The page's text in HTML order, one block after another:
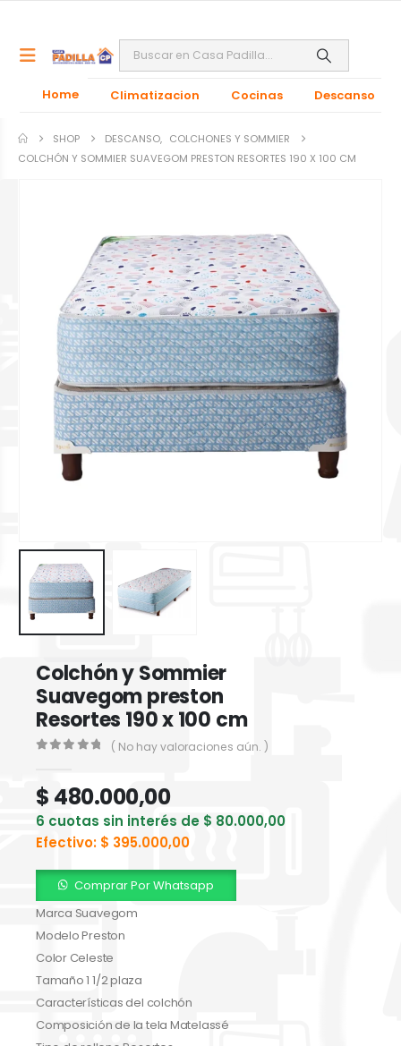
Home Climatizacion Cocinas Descanso
SHOP DESCANSO, COLCHONES Y SOMMIER
COLCHÓN Y SOMMIER SUAVEGOM PRESTON RESORTES 190 X 100 CM
Colchón y Sommier
Suavegom preston
Resortes 190 x 100 cm
( No hay valoraciones aún. )
$ 480.000,00
6 cuotas sin interés de $ 80.000,00
Efectivo: $ 395.000,00
Comprar Por Whatsapp
Marca Suavegom
Modelo Preston
Color Celeste
Tamaño 1 1/2 plaza
Características del colchón
Composición de la tela Matelassé